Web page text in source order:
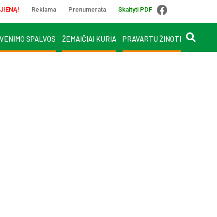
Reklama Prenumerata Skaityti PDF
SPALVOS ŽEMAIČIAI KURIA PRAVARTU ŽINOTI